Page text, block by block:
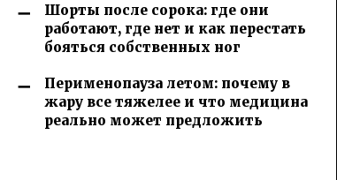
Шорты после сорока: где они
работают, где нет и как перестать
бояться собственных ног
Перименопауза летом: почему в
жару все тяжелее и что медицина
реально может предложить